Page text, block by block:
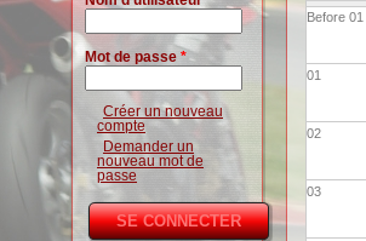
Mot de passe *
Créer un nouveau
compte
Demander un
nouveau mot de
passe
Before 01
01
02
03